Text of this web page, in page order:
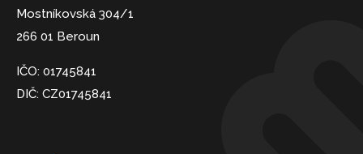
Mostníkovská 304/1
266 01 Beroun
IČO: 01745841
DIČ: CZ01745841